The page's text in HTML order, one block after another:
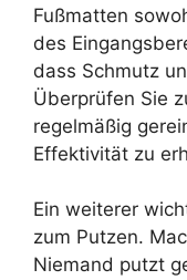
Fußmatten
des
dass Schmutz
Überprüfen Sie
regelmäßig
Effektivität zu
Ein weiterer
zum Putzen.
Niemand putzt